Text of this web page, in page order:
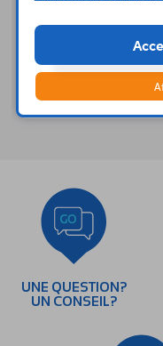
Assortiment de
carbure CARB01
UNE QUESTION?
UN CONSEIL?